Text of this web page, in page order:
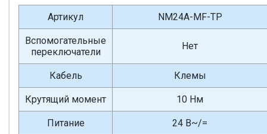
Артикул NM24A-MF-TP
Вспомогательные
переключатели
Нет
Кабель Клемы
Крутящий момент 10 Нм
Питание 24 В~/=